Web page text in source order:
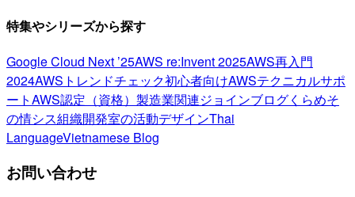
特集やシリーズから探す
Google Cloud Next ’25AWS re:Invent 2025AWS再入門
2024AWSトレンドチェック初心者向けAWSテクニカルサポ
ートAWS認定（資格） 製造業関連ジョインブログくらめそ
の情シス組織開発室の活動デザインThai
LanguageVietnamese Blog
お問い合わせ